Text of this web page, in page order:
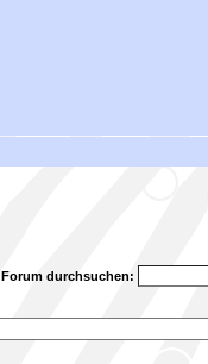
Forum durchsuchen: